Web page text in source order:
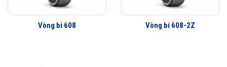
Tuổi thọ vòng bi cao hơn
Khả năng che chắn tốt hơn
Vòng bi 608 Vòng bi 608-2Z